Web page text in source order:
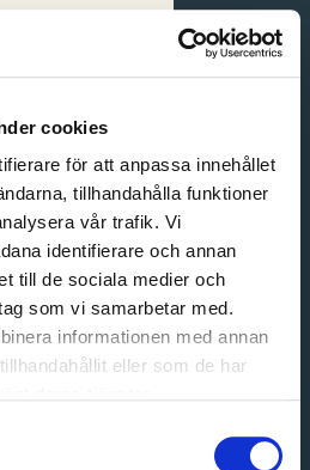
cookies
för att anpassa innehållet
tillhandahålla funktioner
vår trafik. Vi
identifierare och annan
till de sociala medier och
som vi samarbetar med.
informationen med annan
eller som de har
English
Svenska